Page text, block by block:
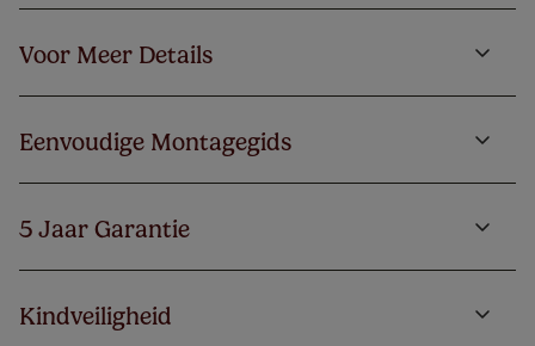
Voor Meer Details
Eenvoudige Montagegids
5 Jaar Garantie
Kindveiligheid